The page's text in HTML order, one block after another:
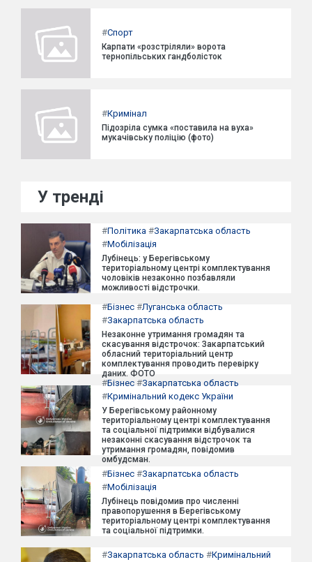
#Спорт
Карпати «розстріляли» ворота
тернопільських гандболісток
#Кримінал
Підозріла сумка «поставила на вуха»
мукачівську поліцію (фото)
У тренді
#Політика #Закарпатська область
#Мобілізація
Лубінець: у Берегівському
територіальному центрі комплектування
чоловіків незаконно позбавляли
можливості відстрочки.
#Бізнес #Луганська область
#Закарпатська область
Незаконне утримання громадян та
скасування відстрочок: Закарпатський
обласний територіальний центр
комплектування проводить перевірку
даних. ФОТО
#Бізнес #Закарпатська область
#Кримінальний кодекс України
У Берегівському районному
територіальному центрі комплектування
та соціальної підтримки відбувалися
незаконні скасування відстрочок та
утримання громадян, повідомив
омбудсман.
#Бізнес #Закарпатська область
#Мобілізація
Лубінець повідомив про численні
правопорушення в Берегівському
територіальному центрі комплектування
та соціальної підтримки.
#Закарпатська область #Кримінальний